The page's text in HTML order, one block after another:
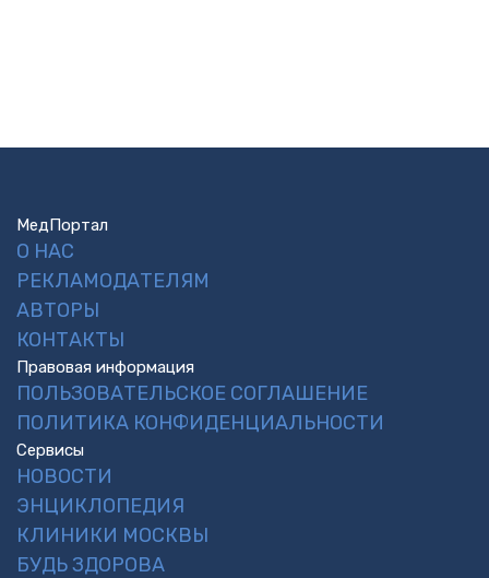
МедПортал
О НАС
РЕКЛАМОДАТЕЛЯМ
АВТОРЫ
КОНТАКТЫ
Правовая информация
ПОЛЬЗОВАТЕЛЬСКОЕ СОГЛАШЕНИЕ
ПОЛИТИКА КОНФИДЕНЦИАЛЬНОСТИ
Сервисы
НОВОСТИ
ЭНЦИКЛОПЕДИЯ
КЛИНИКИ МОСКВЫ
БУДЬ ЗДОРОВА